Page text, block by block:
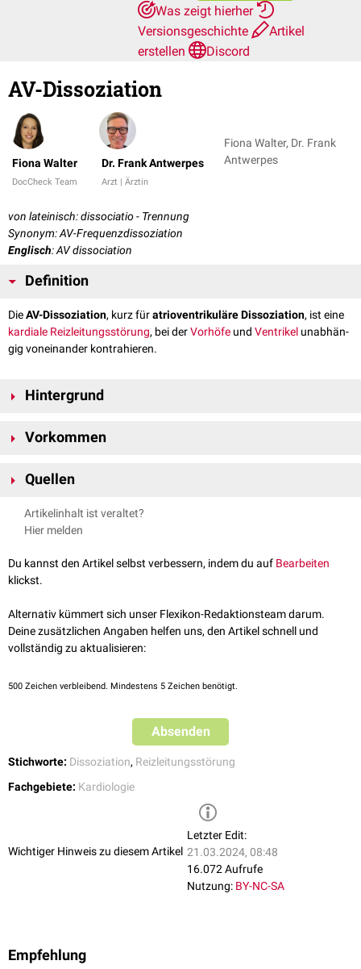
Was zeigt hierher
Versionsgeschichte
Artikel
erstellen
Discord
AV-Dissoziation
Fiona Walter
DocCheck Team
Dr. Frank Antwerpes
Arzt | Ärztin
Fiona Walter, Dr. Frank
Antwerpes
von lateinisch: dis­so­ciatio - Trennung
Synonym: AV-Frequenzdissoziation
Englisch: AV dissociation
Definition
DieAV-Dissoziation, kurz füratrioventrikuläre Dissoziation, ist eine
kardiale Reizleitungsstörung, bei derVor­hö­fe und Ventrikel un­ab­hän­
gig von­ein­an­der kontrahieren.
Hintergrund
ei­nemektopenZentrum im Vor­hof bestimmt, die Kammer­frequenz
Vorkommen
AV-Block 3. Grades
Hirndrucksteigerung
Ventrikuläre Tachykardie
Quellen
Pschyrembel - AV-Dissoziation
Artikelinhalt ist veraltet?
Hier melden
Du kannst den Artikel selbst verbessern, indem du auf Bearbeiten
klickst.
Alternativ kümmert sich unser Flexikon-Redaktionsteam darum.
Deine zusätzlichen Angaben helfen uns, den Artikel schnell und
vollständig zu aktualisieren:
500 Zeichen verbleibend. Mindestens 5 Zeichen benötigt.
Absenden
Stichworte: Dissoziation, Reizleitungsstörung
Fachgebiete: Kardiologie
Wichtiger Hinweis zu diesem Artikel
Letzter Edit:
21.03.2024, 08:48
16.072 Aufrufe
Nutzung: BY-NC-SA
Empfehlung